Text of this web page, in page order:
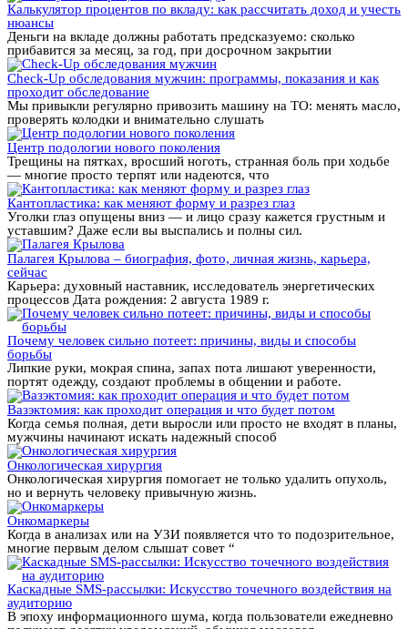
Калькулятор процентов по вкладу: как рассчитать доход и учесть
нюансы
Деньги на вкладе должны работать предсказуемо: сколько
прибавится за месяц, за год, при досрочном закрытии
Check-Up обследования мужчин: программы, показания и как
проходит обследование
Мы привыкли регулярно привозить машину на ТО: менять масло,
проверять колодки и внимательно слушать
Центр подологии нового поколения
Трещины на пятках, вросший ноготь, странная боль при ходьбе
— многие просто терпят или надеются, что
Кантопластика: как меняют форму и разрез глаз
Уголки глаз опущены вниз — и лицо сразу кажется грустным и
уставшим? Даже если вы выспались и полны сил.
Палагея Крылова – биография, фото, личная жизнь, карьера,
сейчас
Карьера: духовный наставник, исследователь энергетических
процессов Дата рождения: 2 августа 1989 г.
Почему человек сильно потеет: причины, виды и способы
борьбы
Липкие руки, мокрая спина, запах пота лишают уверенности,
портят одежду, создают проблемы в общении и работе.
Вазэктомия: как проходит операция и что будет потом
Когда семья полная, дети выросли или просто не входят в планы,
мужчины начинают искать надежный способ
Онкологическая хирургия
Онкологическая хирургия помогает не только удалить опухоль,
но и вернуть человеку привычную жизнь.
Онкомаркеры
Когда в анализах или на УЗИ появляется что то подозрительное,
многие первым делом слышат совет “
Каскадные SMS-рассылки: Искусство точечного воздействия на
аудиторию
В эпоху информационного шума, когда пользователи ежедневно